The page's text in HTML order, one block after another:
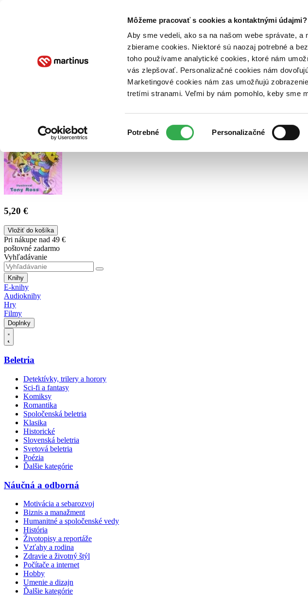
Môžeme pracovať s cookies a kontaktnými údajmi?
Aby sme vedeli, ako sa na našom webe správate,
zbierame cookies. Niektoré sú naozaj potrebné a
toho používame analytické cookies, ktoré nám
vás zlepšovať. Personalizačné cookies nám
Marketingové cookies nám zas umožňujú
tretími stranami. Veľmi by nám pomohlo, keby sme
súhlasu
Potrebné Personalizačné
Poukážky Kontakt
5,20 €
Vložiť do košíka
Pri nákupe nad 49 €
poštovné zadarmo
Vyhľadávanie
Knihy
E-knihy
Audioknihy
Hry
Filmy
Doplnky
Beletria
Detektívky, trilery a horory
Sci-fi a fantasy
Komiksy
Romantika
Spoločenská beletria
Klasika
Historické
Slovenská beletria
Svetová beletria
Poézia
Ďalšie kategórie
Náučná a odborná
Motivácia a sebarozvoj
Biznis a manažment
Humanitné a spoločenské vedy
História
Životopisy a reportáže
Vzťahy a rodina
Zdravie a životný štýl
Počítače a internet
Hobby
Umenie a dizajn
Ďalšie kategórie